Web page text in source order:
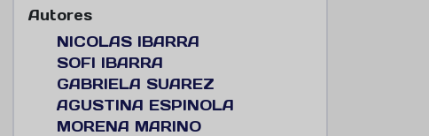
Autores
NICOLAS IBARRA
SOFI IBARRA
GABRIELA SUAREZ
AGUSTINA ESPINOLA
MORENA MARINO